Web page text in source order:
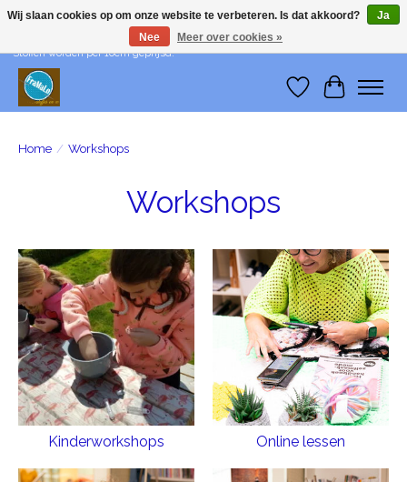
Wij leveren me-time! Levering in België: €1 - Levering in Nederland: €3 -
Stoffen worden per 10cm geprijsd!
Verlanglijst
Home / Workshops
Workshops
Kinderworkshops Online lessen
Wij slaan cookies op om onze website te verbeteren. Is dat akkoord?
Ja
Nee
Meer over cookies »